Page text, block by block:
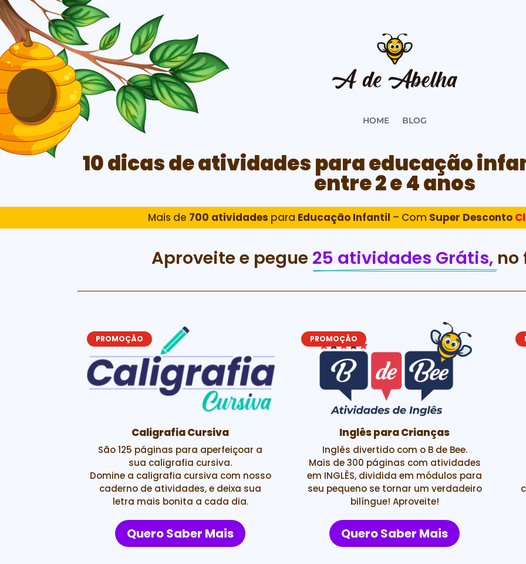
HOME BLOG
10 dicas de atividades para educação
entre 2 e 4 anos
Mais de 700 atividades para Educação Infantil – Com Super Desconto
Aproveite e pegue 25 atividades Grátis, no
PROMOÇÂO
Caligrafia Cursiva
São 125 páginas para aperfeiçoar a
sua caligrafia cursiva.
Domine a caligrafia cursiva com nosso
caderno de atividades, e deixa sua
letra mais bonita a cada dia.
Quero Saber Mais
PROMOÇÂO
Inglês para Crianças
Inglês divertido com o B de Bee.
Mais de 300 páginas com atividades
em INGLÊS, dividida em módulos para
seu pequeno se tornar um verdadeiro
bilíngue! Aproveite!
Quero Saber Mais